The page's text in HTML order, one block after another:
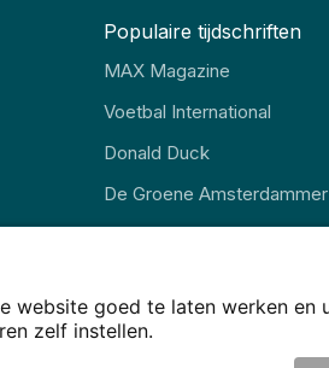
Populaire tijdschriften
MAX Magazine
Voetbal International
Donald Duck
De Groene Amsterdammer
EW Magazine